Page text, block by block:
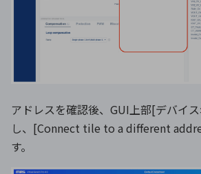
アドレスを確認後、GUI上部[デバイ
し、[Connect tile to a different
す。